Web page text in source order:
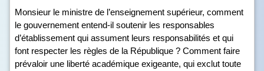
Monsieur le ministre de l’enseignement supérieur, comment
le gouvernement entend-il soutenir les responsables
d’établissement qui assument leurs responsabilités et qui
font respecter les règles de la République ? Comment faire
prévaloir une liberté académique exigeante, qui exclut toute